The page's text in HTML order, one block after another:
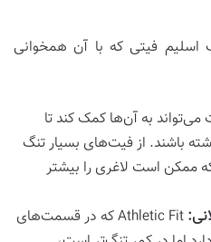
فیتی که با آن همخوانی
می‌تواند به آن‌ها کمک کند تا
باشند. از فیت‌های بسیار تنگ
ممکن است لاغری را بیشتر
Athletic Fit که در قسمت‌های